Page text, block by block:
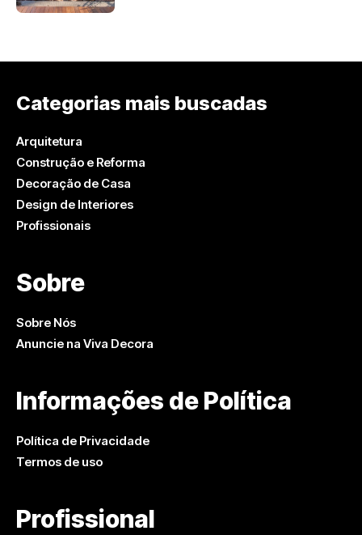
Categorias mais buscadas
Arquitetura
Construção e Reforma
Decoração de Casa
Design de Interiores
Profissionais
Sobre
Sobre Nós
Anuncie na Viva Decora
Informações de Política
Política de Privacidade
Termos de uso
Profissional